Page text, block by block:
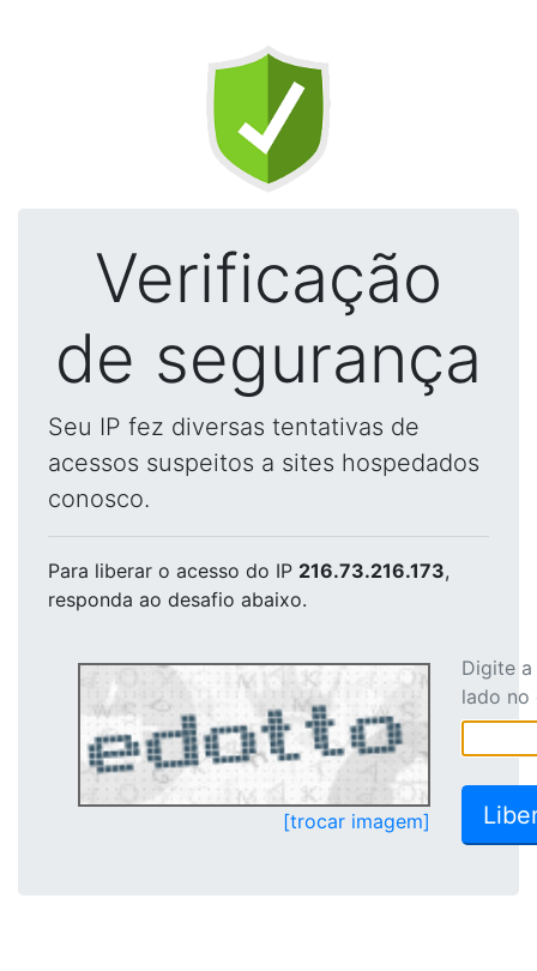
Verificação
de segurança
Seu IP fez diversas tentativas de
acessos suspeitos a sites hospedados
conosco.
Para liberar o acesso do IP 216.73.216.173,
responda ao desafio abaixo.
[trocar imagem]
Digite
lado no